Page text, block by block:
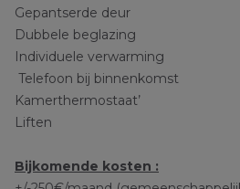
Gepantserde deur
Dubbele beglazing
Individuele verwarming
Telefoon bij binnenkomst
Kamerthermostaat’
Liften
Bijkomende kosten :